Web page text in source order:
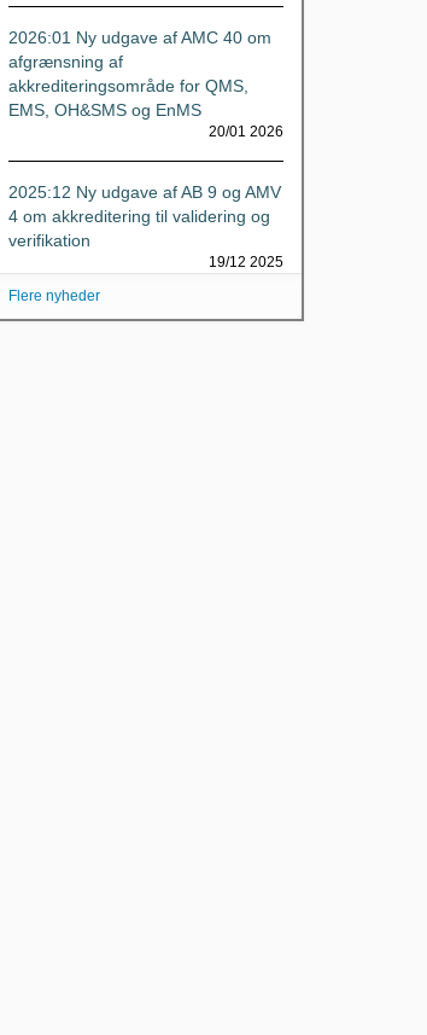
2026:01 Ny udgave af AMC 40 om
afgrænsning af
akkrediteringsområde for QMS,
EMS, OH&SMS og EnMS
20/01 2026
2025:12 Ny udgave af AB 9 og AMV
4 om akkreditering til validering og
verifikation
19/12 2025
Flere nyheder